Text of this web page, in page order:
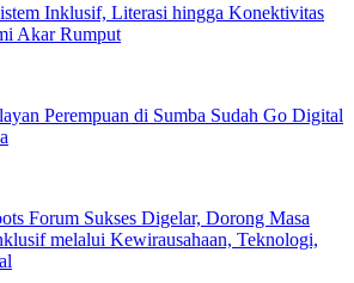
Inklusif, Literasi hingga Konektivitas
Akar Rumput
Perempuan di Sumba Sudah Go Digital
Forum Sukses Digelar, Dorong Masa
melalui Kewirausahaan, Teknologi,